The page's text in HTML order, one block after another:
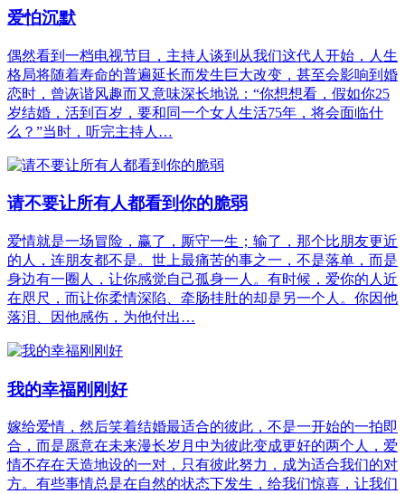
爱怕沉默
偶然看到一档电视节目，主持人谈到从我们这代人开始，人生
格局将随着寿命的普遍延长而发生巨大改变，甚至会影响到婚
恋时，曾诙谐风趣而又意味深长地说：“你想想看，假如你25
岁结婚，活到百岁，要和同一个女人生活75年，将会面临什
么？”当时，听完主持人…
请不要让所有人都看到你的脆弱
爱情就是一场冒险，赢了，厮守一生；输了，那个比朋友更近
的人，连朋友都不是。世上最痛苦的事之一，不是落单，而是
身边有一圈人，让你感觉自己孤身一人。有时候，爱你的人近
在咫尺，而让你柔情深陷、牵肠挂肚的却是另一个人。你因他
落泪、因他感伤，为他付出…
我的幸福刚刚好
嫁给爱情，然后笑着结婚最适合的彼此，不是一开始的一拍即
合，而是愿意在未来漫长岁月中为彼此变成更好的两个人，爱
情不存在天造地设的一对，只有彼此努力，成为适合我们的对
方。有些事情总是在自然的状态下发生，给我们惊喜，让我们